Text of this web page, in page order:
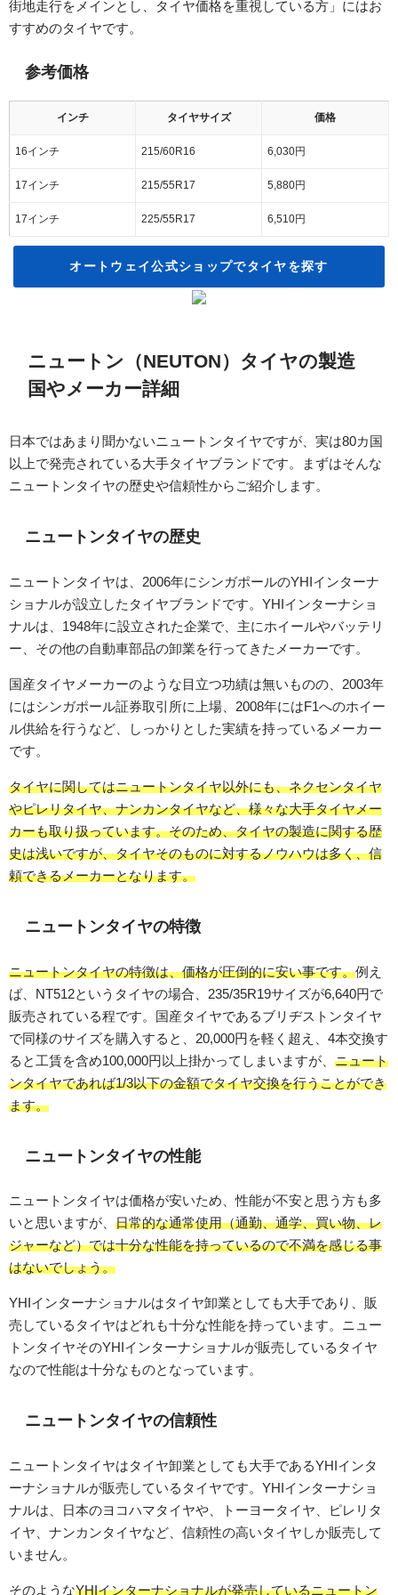
街地走行をメインとし、タイヤ価格を重視している方」にはお
すすめのタイヤです。
参考価格
インチ タイヤサイズ 価格
16インチ 215/60R16 6,030円
17インチ 215/55R17 5,880円
17インチ 225/55R17 6,510円
オートウェイ公式ショップでタイヤを探す
ニュートン（NEUTON）タイヤの製造
国やメーカー詳細
日本ではあまり聞かないニュートンタイヤですが、実は80カ国
以上で発売されている大手タイヤブランドです。まずはそんな
ニュートンタイヤの歴史や信頼性からご紹介します。
ニュートンタイヤの歴史
ニュートンタイヤは、2006年にシンガポールのYHIインターナ
ショナルが設立したタイヤブランドです。YHIインターナショ
ナルは、1948年に設立された企業で、主にホイールやバッテリ
ー、その他の自動車部品の卸業を行ってきたメーカーです。
国産タイヤメーカーのような目立つ功績は無いものの、2003年
にはシンガポール証券取引所に上場、2008年にはF1へのホイー
ル供給を行うなど、しっかりとした実績を持っているメーカー
です。
タイヤに関してはニュートンタイヤ以外にも、ネクセンタイヤ
やピレリタイヤ、ナンカンタイヤなど、様々な大手タイヤメー
カーも取り扱っています。そのため、タイヤの製造に関する歴
史は浅いですが、タイヤそのものに対するノウハウは多く、信
頼できるメーカーとなります。
ニュートンタイヤの特徴
ニュートンタイヤの特徴は、価格が圧倒的に安い事です。例え
ば、NT512というタイヤの場合、235/35R19サイズが6,640円で
販売されている程です。国産タイヤであるブリヂストンタイヤ
で同様のサイズを購入すると、20,000円を軽く超え、4本交換す
ると工賃を含め100,000円以上掛かってしまいますが、 ニュート
ンタイヤであれば1/3以下の金額でタイヤ交換を行うことができ
ます。
ニュートンタイヤの性能
ニュートンタイヤは価格が安いため、性能が不安と思う方も多
いと思いますが、 日常的な通常使用（通勤、通学、買い物、レ
ジャーなど）では十分な性能を持っているので不満を感じる事
はないでしょう。
YHIインターナショナルはタイヤ卸業としても大手であり、販
売しているタイヤはどれも十分な性能を持っています。ニュー
トンタイヤそのYHIインターナショナルが販売しているタイヤ
なので性能は十分なものとなっています。
ニュートンタイヤの信頼性
ニュートンタイヤはタイヤ卸業としても大手であるYHIインタ
ーナショナルが販売しているタイヤです。YHIインターナショ
ナルは、日本のヨコハマタイヤや、トーヨータイヤ、ピレリタ
イヤ、ナンカンタイヤなど、信頼性の高いタイヤしか販売して
いません。
そのようなYHIインターナショナルが発売しているニュートン